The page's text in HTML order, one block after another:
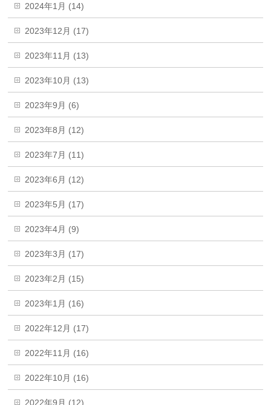
2024年1月 (14)
2023年12月 (17)
2023年11月 (13)
2023年10月 (13)
2023年9月 (6)
2023年8月 (12)
2023年7月 (11)
2023年6月 (12)
2023年5月 (17)
2023年4月 (9)
2023年3月 (17)
2023年2月 (15)
2023年1月 (16)
2022年12月 (17)
2022年11月 (16)
2022年10月 (16)
2022年9月 (12)